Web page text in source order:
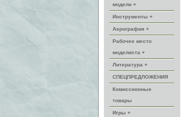
модели +
Инструменты +
Аэрография +
Рабочее место
моделиста +
Литература +
СПЕЦПРЕДЛОЖЕНИЯ
Комиссионные
товары
Игры +